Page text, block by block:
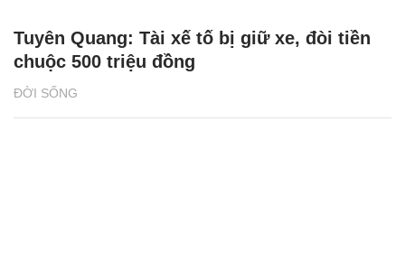
ĐỜI SỐNG
Tuyên Quang: Tài xế tố bị giữ xe, đòi tiền
chuộc 500 triệu đồng